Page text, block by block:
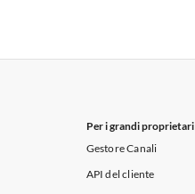
Per i grandi proprietari
Gestore Canali
API del cliente